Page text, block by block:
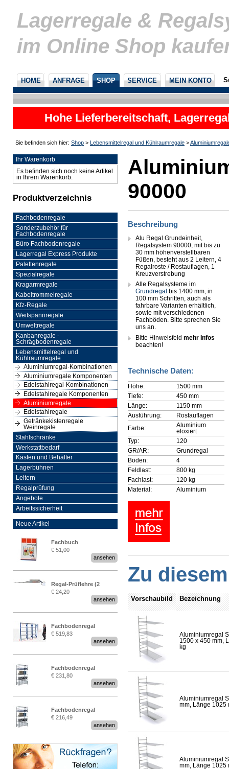
Lagerregale &
im Online Shop
HOME ANFRAGE SHOP SERVICE MEIN KONTO
Hohe Lieferbereitschaft,
nicht
Sie befinden sich hier: Shop > Lebensmittelregal und Kühlraumregale >
Ihr Warenkorb
Es befinden sich noch keine Artikel
in Ihrem Warenkorb.
Produktverzeichnis
Fachbodenregale
Sonderzubehör für
Fachbodenregale
Büro Fachbodenregale
Lagerregal Express Produkte
Palettenregale
Spezialregale
Kragarmregale
Kabeltrommelregale
Kfz-Regale
Weitspannregale
Umweltregale
Kanbanregale -
Schrägbodenregale
Lebensmittelregal und
Kühlraumregale
Aluminiumregal-Kombinationen
Aluminiumregale Komponenten
Edelstahlregal-Kombinationen
Edelstahlregale Komponenten
Aluminiumregale
Edelstahlregale
Getränkekistenregale
Weinregale
Stahlschränke
Werkstattbedarf
Kästen und Behälter
Lagerbühnen
Leitern
Regalprüfung
Angebote
Arbeitssicherheit
Neue Artikel
Fachbuch
„Regalprüfung nach DIN
€ 51,00
ansehen
Regal-Prüflehre (2
Stück)
€ 24,20
ansehen
Fachbodenregal
Stecksystem MultiPlus
2,25 Meter breit
€ 519,83
ansehen
Fachbodenregal
Stecksystem MultiPlus
€ 231,80
ansehen
Fachbodenregal
Stecksystem MultiPlus
€ 216,49
ansehen
90000
Beschreibung
Alu Regal Grundeinheit,
Regalsystem 90000, mit bis zu
30 mm höhenverstellbaren
Füßen, besteht aus 2 Leitern, 4
Regalroste / Rostauflagen, 1
Kreuzverstrebung
Alle Regalsysteme im
Grundregal bis 1400 mm, in
100 mm Schritten, auch als
fahrbare Varianten erhältlich,
sowie mit verschiedenen
Fachböden. Bitte sprechen Sie
uns an.
Bitte Hinweisfeld mehr Infos
beachten!
Technische Daten:
Höhe:
1500 mm
Tiefe:
450 mm
Länge:
1150 mm
Ausführung:
Rostauflagen
Farbe:
Aluminium
eloxiert
Typ:
120
GR/AR:
Grundregal
Böden:
4
Feldlast:
800 kg
Fachlast:
120 kg
Material:
Aluminium
Zu
Vorschaubild Bezeichnung
Aluminiumregal
1500 x 450 mm,
kg
Aluminiumregal
mm, Länge 1025
Aluminiumregal
mm, Länge 1025